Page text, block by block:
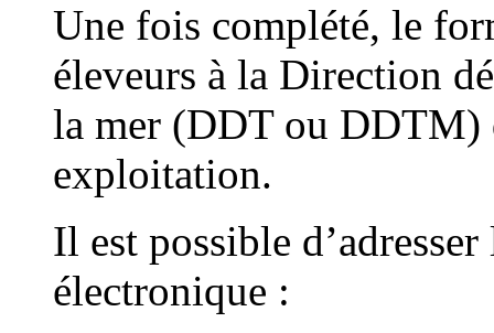
Une fois complété, le
éleveurs à la Direction
la mer (DDT ou DDTM)
exploitation.
Il est possible
électronique :